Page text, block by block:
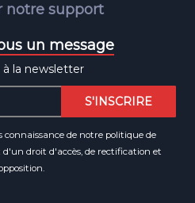
notre support
un message
à la newsletter
connaissance de notre politique de
d'un droit d'accès, de rectification et